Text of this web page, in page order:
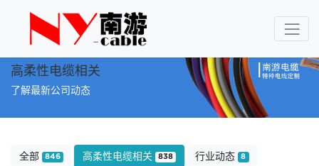
高柔性电缆相关
了解最新公司动态
全部 846 高柔性电缆相关 838 行业动态 8